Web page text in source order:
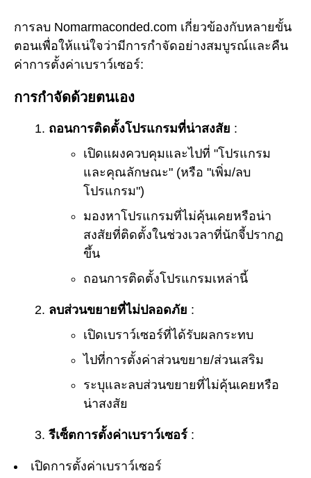
การลบ Nomarmaconded.com เกี่ยวข้องกับหลายขั้น
ตอนเพื่อให้แน่ใจว่ามีการกำจัดอย่างสมบูรณ์และคืน
ค่าการตั้งค่าเบราว์เซอร์:
การกำจัดด้วยตนเอง
ถอนการติดตั้งโปรแกรมที่น่าสงสัย :
เปิดแผงควบคุมและไปที่ "โปรแกรม
และคุณลักษณะ" (หรือ "เพิ่ม/ลบ
โปรแกรม")
มองหาโปรแกรมที่ไม่คุ้นเคยหรือน่า
สงสัยที่ติดตั้งในช่วงเวลาที่นักจี้ปรากฏ
ขึ้น
ถอนการติดตั้งโปรแกรมเหล่านี้
ลบส่วนขยายที่ไม่ปลอดภัย :
เปิดเบราว์เซอร์ที่ได้รับผลกระทบ
ไปที่การตั้งค่าส่วนขยาย/ส่วนเสริม
ระบุและลบส่วนขยายที่ไม่คุ้นเคยหรือ
น่าสงสัย
รีเซ็ตการตั้งค่าเบราว์เซอร์ :
เปิดการตั้งค่าเบราว์เซอร์